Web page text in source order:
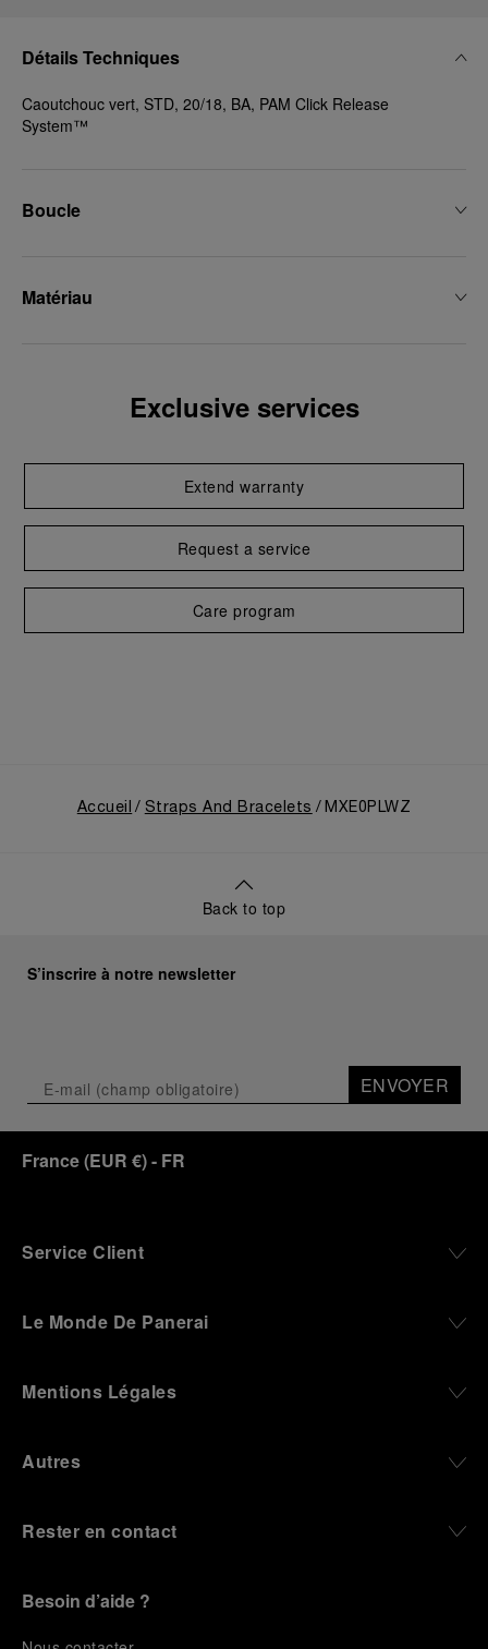
Détails Techniques
Caoutchouc vert, STD, 20/18, BA, PAM Click Release
System™
Boucle
Matériau
Exclusive services
Extend warranty
Request a service
Care program
Accueil Straps And Bracelets MXE0PLWZ
Back to top
S’inscrire à notre newsletter
ENVOYER
France(EUR €)- FR
Service Client
Le Monde De Panerai
Mentions Légales
Autres
Rester en contact
Besoin d’aide ?